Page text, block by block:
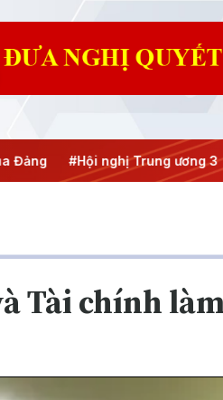
#Hội nghị Trung ương 3 #Đưa
Tài chính